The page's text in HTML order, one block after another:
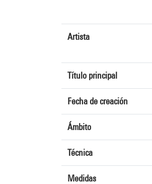
Artista
Título principal
Fecha de creación
Ámbito
Técnica
Medidas